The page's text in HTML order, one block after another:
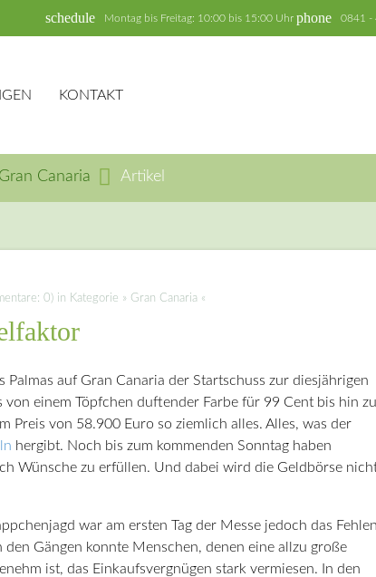
phone 0841 -
schedule Montag bis Freitag: 10:00 bis 15:00 Uhr
KONTAKT
Gran Canaria Artikel
0) in Kategorie » Gran Canaria «
auf Gran Canaria der Startschuss zur diesjährigen
von einem Töpfchen duftender Farbe für 99 Cent bis hin zu
Preis von 58.900 Euro so ziemlich alles. Alles, was der
hergibt. Noch bis zum kommenden Sonntag haben
Wünsche zu erfüllen. Und dabei wird die Geldbörse
war am ersten Tag der Messe jedoch das
Gängen konnte Menschen, denen eine allzu große
ist, das Einkaufsvergnügen stark vermiesen. In den